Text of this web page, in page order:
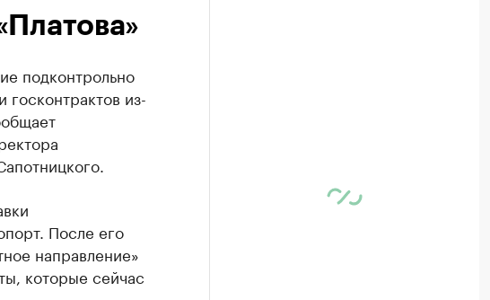
подконтрольно
из-
После его
направление»
которые сейчас